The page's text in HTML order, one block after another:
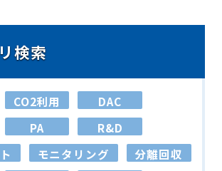
検索
CO2利用
DAC
PA
R&D
モニタリング
分離回収